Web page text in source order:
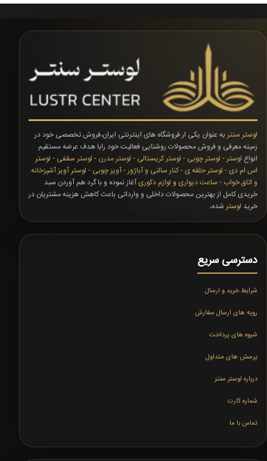
لوستر سنتر به عنوان یکی ار فروشگاه های اینترنتی ایران،فروش تخصصی خود در
زمینه معرفی و فروش محصولات روشنایی فعالیت خود رابا هدف عرضه مستقیم
انواع لوستر - لوستر چوبی - لوستر کریستالی - لوستر مدرن - لوستر سقفی - لوستر
اس ام دی- لوستر حلقه ی-کنار سالنی و آباژور-آویز چوبی - لوستر آویز آشپزخانه
و اتاق خواب - ساعت دیواری و لوازم دکوریآغاز نموده و با گرد هم آوردن سبد
خریدی کامل از بهترین محصولات داخلی و وارداتی باعث کاهش هزینه مشتریان در
خرید لوستر شده،
دسترسی سریع
شرایط خرید و ارسال
رویه های ارسال سفارش
شیوه های پرداخت
پرسش های متداول
درباره لوستر سنتر
شماره کارت
تماس با ما